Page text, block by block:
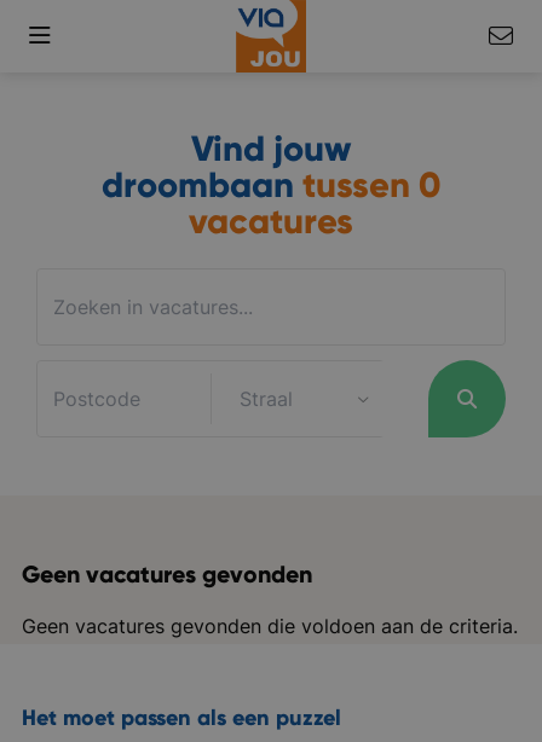
Vind jouw
droombaan tussen 0
vacatures
Geen vacatures gevonden
Geen vacatures gevonden die voldoen aan de criteria.
Het moet passen als een puzzel